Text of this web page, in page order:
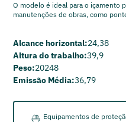
O modelo é ideal para o içamento
manutenções de obras, como
Alcance horizontal:24,38
Altura do trabalho:39,9
Peso:20248
Emissão Média:36,79
Equipamentos de